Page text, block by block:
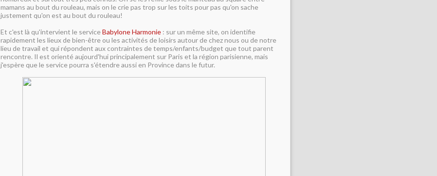
mamans au bout du rouleau, mais on le crie pas trop sur les toits pour pas qu'on sache
justement qu'on est au bout du rouleau!
Et c'est là qu'intervient le serviceBabylone Harmonie : sur un même site, on identifie
rapidement les lieux de bien-être ou les activités de loisirs autour de chez nous ou de notre
lieu de travail et qui répondent aux contraintes de temps/enfants/budget que tout parent
rencontre. Il est orienté aujourd'hui principalement sur Paris et la région parisienne, mais
j'espère que le service pourra s'étendre aussi en Province dans le futur.